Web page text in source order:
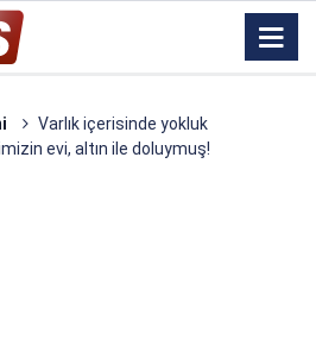
Varlık içerisinde yokluk
evi, altın ile doluymuş!